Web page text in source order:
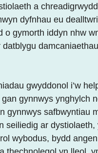
a
dyfnhau eu
o gymorth iddyn nhw
gwyddonol i’w
gynnwys ynghylch
gynnwys safbwyntiau
seiliedig ar
wybodus, bydd